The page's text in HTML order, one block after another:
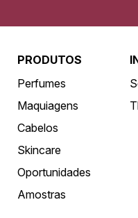
PRODUTOS
Perfumes
Maquiagens
Cabelos
Skincare
Oportunidades
Amostras